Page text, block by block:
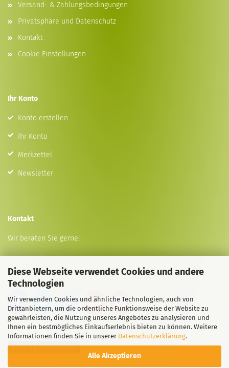
Diese Webseite verwendet Cookies und andere
Technologien
Wir verwenden Cookies und ähnliche Technologien, auch von
Drittanbietern, um die ordentliche Funktionsweise der Website zu
gewährleisten, die Nutzung unseres Angebotes zu analysieren und
Ihnen ein bestmögliches Einkaufserlebnis bieten zu können. Weitere
Informationen finden Sie in unserer Datenschutzerklärung.
Alle Akzeptieren
Versand- & Zahlungsbedingungen
Privatsphäre und Datenschutz
Kontakt
Cookie Einstellungen
Ihr Konto
Konto erstellen
Ihr Konto
Merkzettel
Newsletter
Kontakt
Wir beraten Sie gerne!
E-Mailinfo@animal-lovers.shop
Vertrag widerrufen